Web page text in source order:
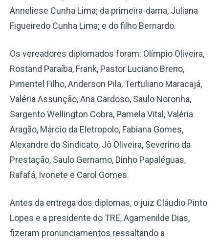
Anneliese Cunha Lima; da primeira-dama, Juliana
Figueiredo Cunha Lima; e do filho Bernardo.
Os vereadores diplomados foram: Olímpio Oliveira,
Rostand Paraíba, Frank, Pastor Luciano Breno,
Pimentel Filho, Anderson Pila, Tertuliano Maracajá,
Valéria Assunção, Ana Cardoso, Saulo Noronha,
Sargento Wellington Cobra, Pamela Vital, Valéria
Aragão, Márcio da Eletropolo, Fabiana Gomes,
Alexandre do Sindicato, Jô Oliveira, Severino da
Prestação, Saulo Gernamo, Dinho Papaléguas,
Rafafá, Ivonete e Carol Gomes.
Antes da entrega dos diplomas, o juiz Cláudio Pinto
Lopes e a presidente do TRE, Agamenilde Dias,
fizeram pronunciamentos ressaltando a